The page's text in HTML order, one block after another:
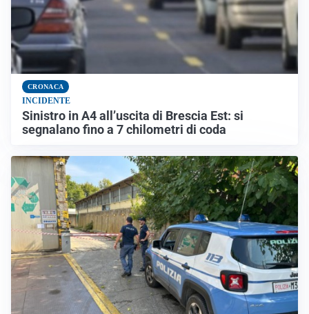
CRONACA
INCIDENTE
Sinistro in A4 all’uscita di Brescia Est: si
segnalano fino a 7 chilometri di coda